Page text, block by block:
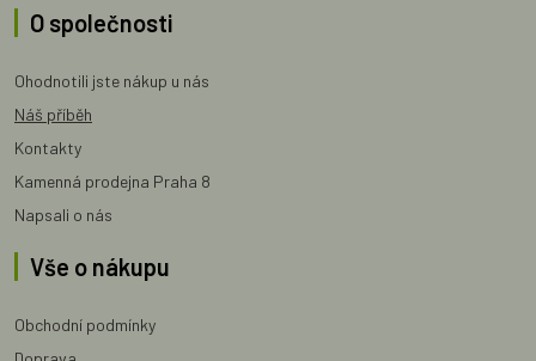
O společnosti
Ohodnotili jste nákup u nás
Náš příběh
Kontakty
Kamenná prodejna Praha 8
Napsali o nás
Vše o nákupu
Obchodní podmínky